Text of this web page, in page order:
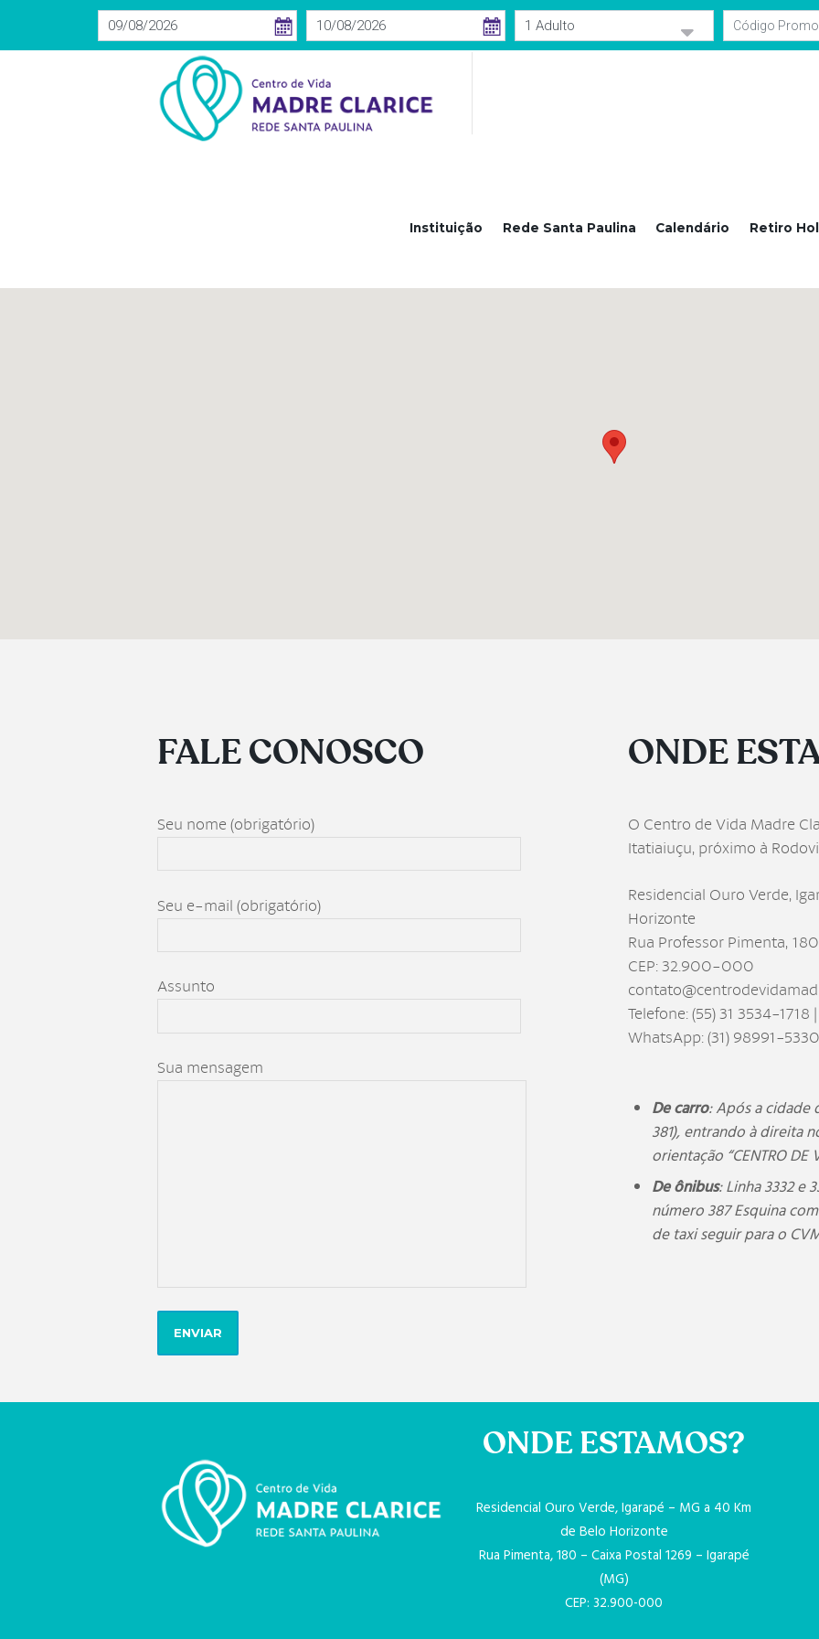
Instituição Rede Santa Paulina Calendário Retiro
FALE CONOSCO
Seu nome (obrigatório)
Seu e-mail (obrigatório)
Assunto
Sua mensagem
ONDE
O Centro de Vida Madre
Itatiaiuçu, próximo à
Residencial Ouro Verde,
Horizonte
Rua Professor Pimenta,
CEP: 32.900-000
Telefone: (55) 31 3534-1718
WhatsApp: (31) 98991-5330
De carro: Após a cidade
381), entrando à direita
orientação “CENTRO DE
De ônibus: Linha 3332 e
número 387 Esquina
de taxi seguir para o
ONDE ESTAMOS?
Residencial Ouro Verde, Igarapé – MG a 40 Km
de Belo Horizonte
Rua Pimenta, 180 – Caixa Postal 1269 – Igarapé
(MG)
CEP: 32.900-000